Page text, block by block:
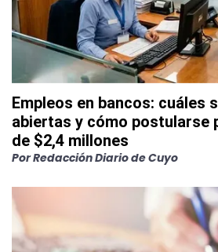
Empleos en bancos: cuáles
abiertas y cómo postularse
de $2,4 millones
PorRedacción Diario de Cuyo